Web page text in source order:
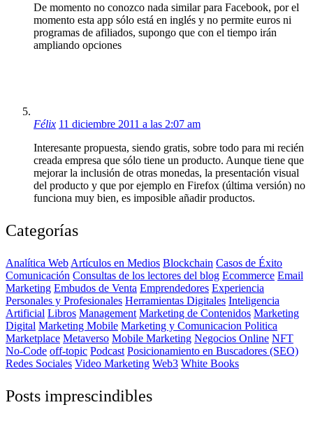
De momento no conozco nada similar para Facebook, por el
momento esta app sólo está en inglés y no permite euros ni
programas de afiliados, supongo que con el tiempo irán
ampliando opciones
Félix 11 diciembre 2011 a las 2:07 am
Interesante propuesta, siendo gratis, sobre todo para mi recién
creada empresa que sólo tiene un producto. Aunque tiene que
mejorar la inclusión de otras monedas, la presentación visual
del producto y que por ejemplo en Firefox (última versión) no
funciona muy bien, es imposible añadir productos.
Categorías
Analítica Web Artículos en Medios Blockchain Casos de Éxito
Comunicación Consultas de los lectores del blog Ecommerce Email
Marketing Embudos de Venta Emprendedores Experiencia
Personales y Profesionales Herramientas Digitales Inteligencia
Artificial Libros Management Marketing de Contenidos Marketing
Digital Marketing Mobile Marketing y Comunicacion Politica
Marketplace Metaverso Mobile Marketing Negocios Online NFT
No-Code off-topic Podcast Posicionamiento en Buscadores (SEO)
Redes Sociales Video Marketing Web3 White Books
Posts imprescindibles